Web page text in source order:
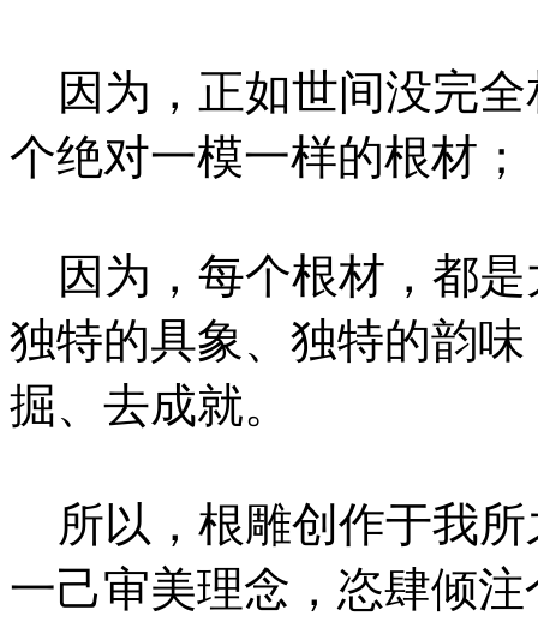
因为，正如世间没完全
个绝对一模一样的根材；
因为，每个根材，都是
独特的具象、独特的韵
掘、去成就。
所以，根雕创作于我所
一己审美理念，恣肆倾